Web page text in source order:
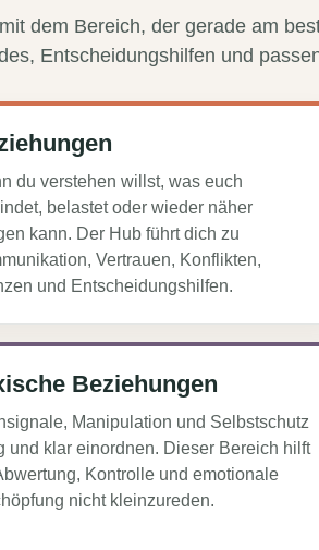
dem Bereich, der gerade am
Entscheidungshilfen und
du verstehen willst, was euch
belastet oder wieder näher
kann. Der Hub führt dich zu
Vertrauen, Konflikten,
und Entscheidungshilfen.
Beziehungen
Manipulation und Selbstschutz
und klar einordnen. Dieser Bereich hilft
Kontrolle und emotionale
nicht kleinzureden.